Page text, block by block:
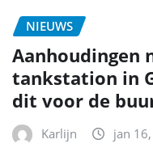
NIEUWS
Aanhoudingen
tankstation in
dit voor de
Karlijn jan